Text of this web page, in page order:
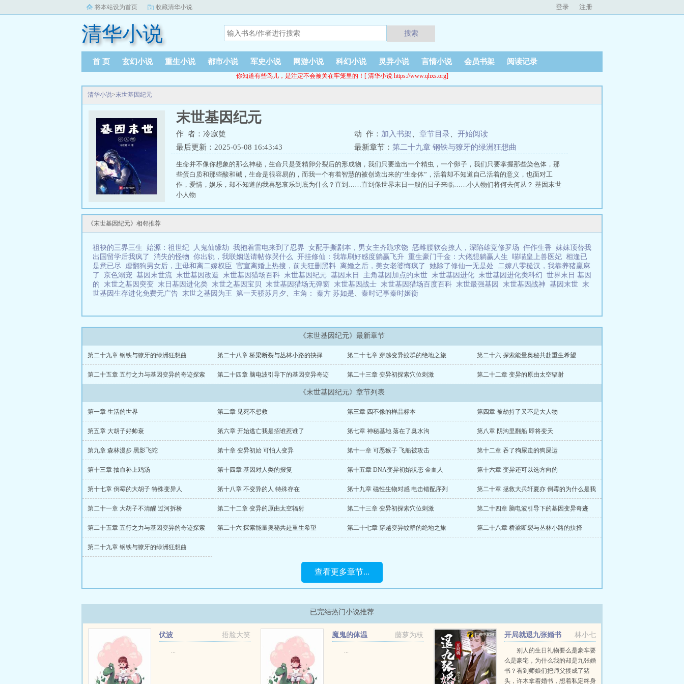
将本站设为首页 收藏清华小说 登录 注册
清华小说 搜索
首 页 玄幻小说 重生小说 都市小说 军史小说 网游小说 科幻小说 灵异小说 言情小说 会员书架 阅读记录
你知道有些鸟儿，是注定不会被关在牢笼里的！[ 清华小说 https://www.qhxs.org]
清华小说>末世基因纪元
末世基因纪元
作 者：冷寂筻 动 作： 加入书架 章节目录
开始阅读
最后更新：2025-05-08 16:43:43
最新章节： 第二十九章 钢铁与獠牙的绿洲狂想曲
生命并不像你想象的那么神秘，生命只是受精卵分裂后的形成物，我们只要造出一个精虫，一个卵子，我们只要掌握那些染色体，那
些蛋白质和那些酸和碱，生命是很容易的，而我一个有着智慧的被创造出来的”生命体”，活着却不知道自己活着的意义，也面对工
作，爱情，娱乐，却不知道的我喜怒哀乐到底为什么？直到……直到像世界末日一般的日子来临……小人物们将何去何从？ 基因末世
小人物
《末世基因纪元》相邻推荐
祖袂的三界三生 始源：祖世纪 人鬼仙缘劫 我抱着雷电来到了忍界 女配手撕剧本，男女主齐跪求饶 恶雌腰软会撩人，深陷雄竞修罗场 仵作生香 妹妹顶替我
出国留学后我疯了
消失的怪物 你出轨，我联姻送请帖你哭什么 开挂修仙：我靠刷好感度躺赢飞升 重生豪门千金：大佬想躺赢人生 喵喵皇上兽医妃 相逢已
是意已尽
虐翻狗男女后，主母和离二嫁权臣 官宣离婚上热搜，前夫狂删黑料 离婚之后，美女老婆悔疯了 她除了修仙一无是处 二嫁八零糙汉，我靠养猪赢麻
了
京色溺宠 基因末世流 末世基因改造 末世基因猎场百科 末世基因纪元 基因末日 主角基因加点的末世 末世基因进化 末世基因进化类科幻 世界末日 基因
的 末世之基因突变 末日基因进化类 末世之基因宝贝 末世基因猎场无弹窗 末世基因战士 末世基因猎场百度百科 末世最强基因 末世基因战神 基因末世 末
世基因生存进化免费无广告 末世之基因为王 第一天骄苏月夕、 主角： 秦方 苏如是、 秦时记事秦时姬衡
《末世基因纪元》最新章节
第二十九章 钢铁与獠牙的绿洲狂想曲 第二十八章 桥梁断裂与丛林小路的抉择 第二十七章 穿越变异蚊群的绝地之旅 第二十六 探索能量奥秘共赴重生希望
第二十五章 五行之力与基因变异的奇迹探索 第二十四章 脑电波引导下的基因变异奇迹 第二十三章 变异初探索穴位刺激 第二十二章 变异的原由太空辐射
《末世基因纪元》章节列表
第一章 生活的世界 第二章 见死不想救 第三章 四不像的样品标本 第四章 被劫持了又不是大人物
第五章 大胡子好帅衰 第六章 开始逃亡我是招谁惹谁了 第七章 神秘基地 落在了臭水沟 第八章 阴沟里翻船 即将变天
第九章 森林漫步 黑影飞蛇 第十章 变异初始 可怕人变异 第十一章 可恶猴子 飞船被攻击 第十二章 吞了狗屎走的狗屎运
第十三章 抽血补上鸡汤 第十四章 基因对人类的报复 第十五章 DNA变异初始状态 金血人 第十六章 变异还可以选方向的
第十七章 倒霉的大胡子 特殊变异人 第十八章 不变异的人 特殊存在 第十九章 磁性生物对感 电击错配序列 第二十章 拯救大兵轩夏亦 倒霉的为什么是我
第二十一章 大胡子不清醒 过河拆桥 第二十二章 变异的原由太空辐射 第二十三章 变异初探索穴位刺激 第二十四章 脑电波引导下的基因变异奇迹
第二十五章 五行之力与基因变异的奇迹探索 第二十六 探索能量奥秘共赴重生希望 第二十七章 穿越变异蚊群的绝地之旅 第二十八章 桥梁断裂与丛林小路的抉择
第二十九章 钢铁与獠牙的绿洲狂想曲
查看更多章节...
已完结热门小说推荐
捂脸大笑
伏波
...
藤萝为枝
魔鬼的体温
...
林小七
开局就退九张婚书
别人的生日礼物要么是豪车要
么是豪宅，为什么我的却是九张婚
书？看到师娘们把师父揍成了猪
头，许木拿着婚书，想着私定终身